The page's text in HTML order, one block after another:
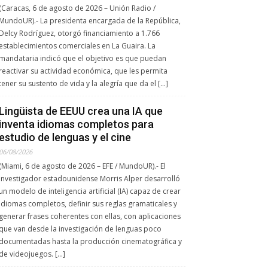
6 de agosto de 2026 – Unión Radio /
La presidenta encargada de la República,
Rodríguez, otorgó financiamiento a 1.766
comerciales en La Guaira. La
indicó que el objetivo es que puedan
su actividad económica, que les permita
su sustento de vida y la alegría que da el […]
de EEUU crea una IA que
idiomas completos para
de lenguas y el cine
08/2026
6 de agosto de 2026 – EFE / MundoUR).- El
estadounidense Morris Alper desarrolló
modelo de inteligencia artificial (IA) capaz de crear
completos, definir sus reglas gramaticales y
frases coherentes con ellas, con aplicaciones
van desde la investigación de lenguas poco
hasta la producción cinematográfica y
videojuegos. […]